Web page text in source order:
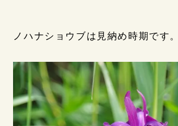
ノハナショウブは見納め時期です。